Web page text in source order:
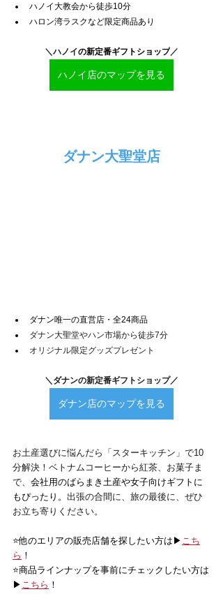
ハノイ大教会から徒歩10分
ハロン湾ラスクなど限定商品あり
＼ハノイの新定番ギフトショップ ／
ハノイ店のマップを見る
ダナン大聖堂店
ダナン唯一の直営店・全24商品
ダナン大聖堂やハン市場から徒歩7分
オリジナル限定グッズプレゼント
＼ダナンの新定番ギフトショップ／
ダナン店のマップを見る
お土産選びに悩んだら「スターキッチン」で10
分解決！ベトナムコーヒーから紅茶、お菓子ま
で、 会社用のばらまき土産や女子向けギフトに
もぴったり。 出張の合間に、旅の最後に、ぜひ
お立ち寄りください。
⭐️他のエリアの販売店舗を探したい方は▶ こち
ら ！
⭐️商品ラインナップを事前にチェックしたい方は
▶ こちら ！